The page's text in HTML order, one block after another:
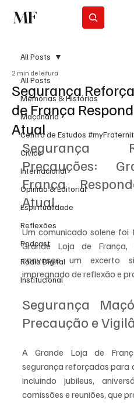
MF
All Posts
Memórias & Histórias
Maçonaria
Centro de Estudos
Cívico
Internacional
Opinião & Editorial
Espiritualidade
Reflexões
Podcast
Rádio Digital
Institucional
All Posts
Segurança
de França
Atual
2 min de leitura
Segurança
Precauções:
França
Atual.
Um comunicado solene
Grande Loja de França,
convosco um excerto
impregnado de reflexão e
Segurança
Precaução e
A Grande Loja de
segurança reforçadas para
incluindo jubileus,
comissões e reuniões, que